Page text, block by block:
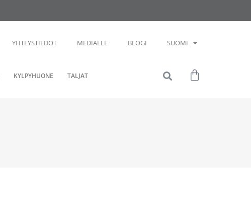
YHTEYSTIEDOT MEDIALLE BLOGI SUOMI
KYLPYHUONE TALJAT